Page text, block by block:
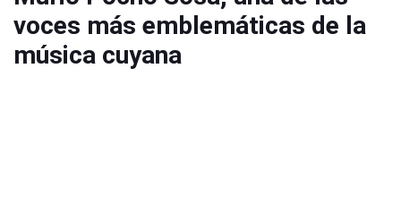
voces más emblemáticas de la
música cuyana